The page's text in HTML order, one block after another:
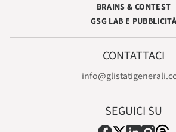
BRAINS & CONTEST
GSG LAB E PUBBLICITÀ
CONTATTACI
SEGUICI SU